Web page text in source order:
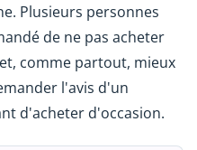
Plusieurs personnes
de ne pas acheter
comme partout, mieux
l'avis d'un
d'acheter d'occasion.